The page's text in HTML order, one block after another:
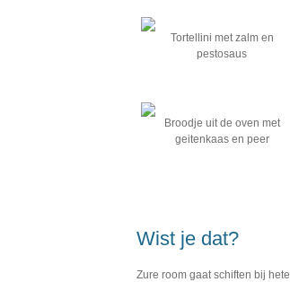
Tortellini met zalm en
pestosaus
Broodje uit de oven met
geitenkaas en peer
Wist je dat?
Zure room gaat schiften bij hete